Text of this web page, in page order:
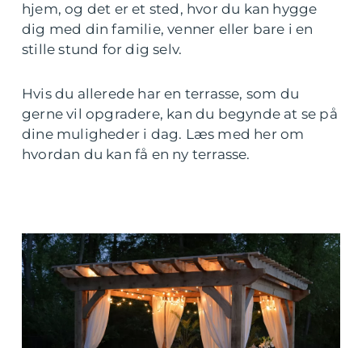
hjem, og det er et sted, hvor du kan hygge
dig med din familie, venner eller bare i en
stille stund for dig selv.
Hvis du allerede har en terrasse, som du
gerne vil opgradere, kan du begynde at se på
dine muligheder i dag. Læs med her om
hvordan du kan få en ny terrasse.